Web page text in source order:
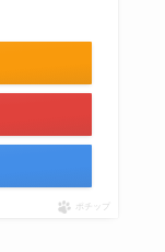
ポチップ